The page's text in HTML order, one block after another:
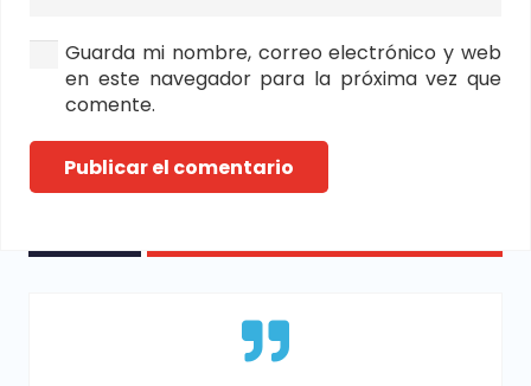
Guarda mi nombre, correo electrónico y web
en este navegador para la próxima vez que
comente.
Publicar el comentario